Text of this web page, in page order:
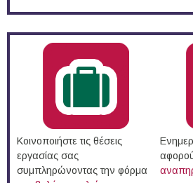
Κοινοποιήστε τις θέσεις
εργασίας σας
συμπληρώνοντας την φόρμα